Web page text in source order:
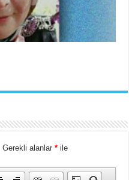
Gerekli alanlar* ile